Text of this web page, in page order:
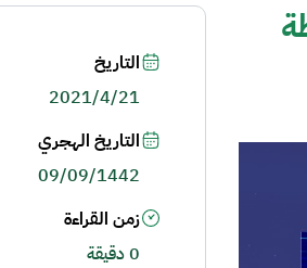
التاريخ
2021/4/21
التاريخ الهجري
09/09/1442
زمن القراءة
0 دقيقة